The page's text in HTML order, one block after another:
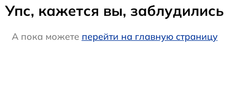
Упс, кажется вы, заблудились
А пока можете перейти на главную страницу